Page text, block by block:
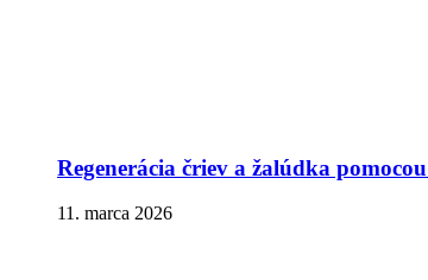
Regenerácia čriev a žalúdka
11. marca 2026